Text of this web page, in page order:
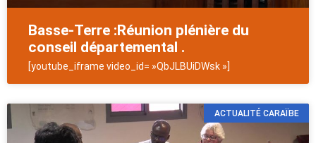
Basse-Terre :Réunion plénière du
conseil départemental .
[youtube_iframe video_id= »QbJLBUiDWsk »]
ACTUALITÉ CARAÏBE